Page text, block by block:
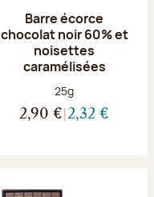
Barre écorce
chocolat noir 60% et
noisettes
caramélisées
Poids net :
25g
2,90 € 2,32 €